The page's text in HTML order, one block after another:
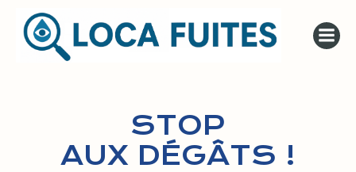
au
contenu
STOP
AUX DÉGÂTS !